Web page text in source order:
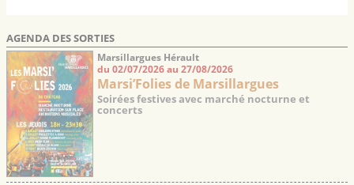
AGENDA DES SORTIES
Marsillargues Hérault
du 02/07/2026 au 27/08/2026
Marsi’Folies de Marsillargues
Soirées festives avec marché nocturne et
concerts